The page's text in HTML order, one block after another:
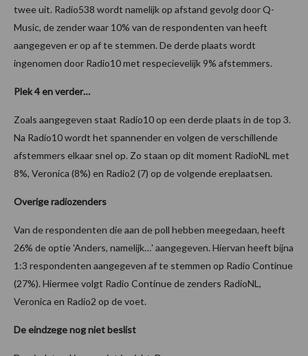
twee uit. Radio538 wordt namelijk op afstand gevolg door Q-
Music, de zender waar 10% van de respondenten van heeft
aangegeven er op af te stemmen. De derde plaats wordt
ingenomen door Radio10 met respecievelijk 9% afstemmers.
Plek 4 en verder…
Zoals aangegeven staat Radio10 op een derde plaats in de top 3.
Na Radio10 wordt het spannender en volgen de verschillende
afstemmers elkaar snel op. Zo staan op dit moment RadioNL met
8%, Veronica (8%) en Radio2 (7) op de volgende ereplaatsen.
Overige radiozenders
Van de respondenten die aan de poll hebben meegedaan, heeft
26% de optie 'Anders, namelijk…' aangegeven. Hiervan heeft bijna
1:3 respondenten aangegeven af te stemmen op Radio Continue
(27%). Hiermee volgt Radio Continue de zenders RadioNL,
Veronica en Radio2 op de voet.
De eindzege nog niet beslist